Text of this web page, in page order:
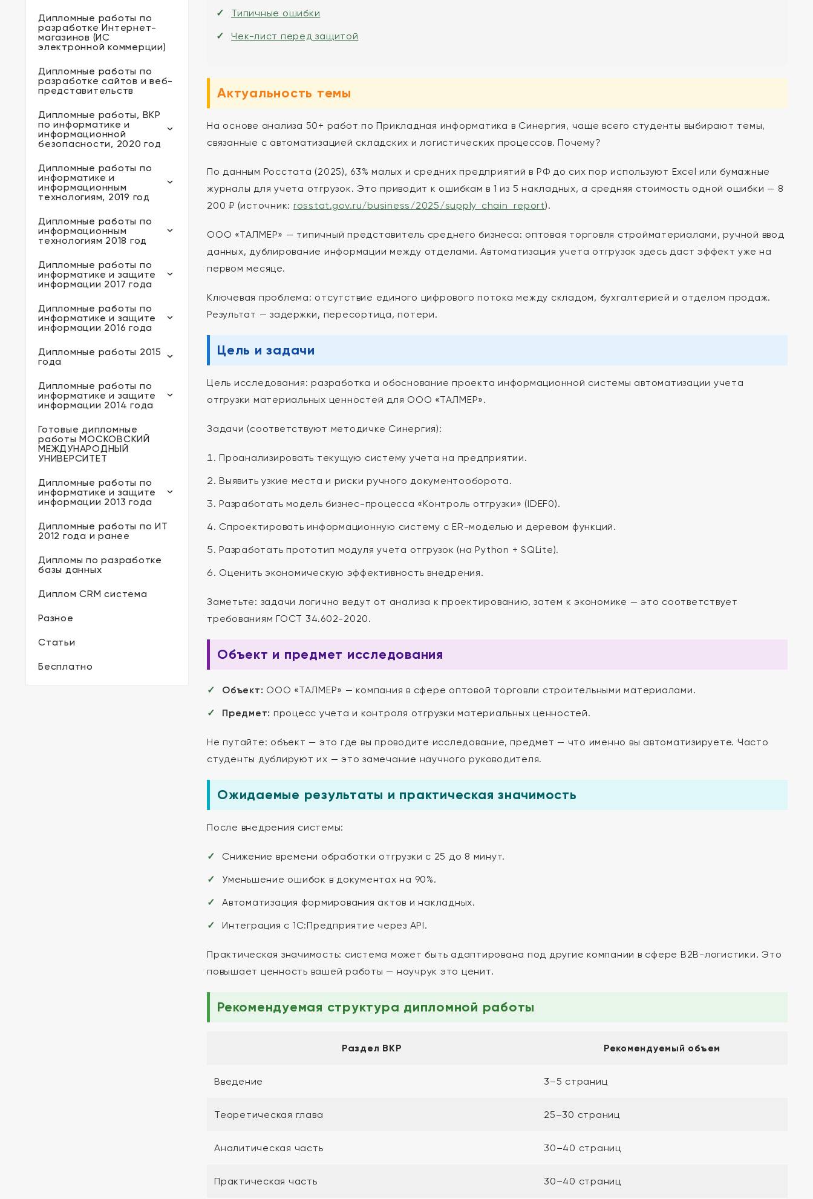
Дипломные работы по
разработке Интернет-
магазинов (ИС
электронной коммерции)
Дипломные работы по
разработке сайтов и веб-
представительств
Дипломные работы, ВКР
по информатике и
информационной
безопасности, 2020 год
Дипломные работы по
информатике и
информационным
технологиям, 2019 год
Дипломные работы по
информационным
технологиям 2018 год
Дипломные работы по
информатике и защите
информации 2017 года
Дипломные работы по
информатике и защите
информации 2016 года
Дипломные работы 2015
года
Дипломные работы по
информатике и защите
информации 2014 года
Готовые дипломные
работы МОСКОВСКИЙ
МЕЖДУНАРОДНЫЙ
УНИВЕРСИТЕТ
Дипломные работы по
информатике и защите
информации 2013 года
Дипломные работы по ИТ
2012 года и ранее
Дипломы по разработке
базы данных
Диплом CRM система
Разное
Статьи
Бесплатно
Типичные ошибки
Чек-лист перед защитой
Актуальность темы
На основе анализа 50+ работ по Прикладная информатика в Синергия, чаще всего студенты выбирают темы,
связанные с автоматизацией складских и логистических процессов. Почему?
По данным Росстата (2025), 63% малых и средних предприятий в РФ до сих пор используют Excel или бумажные
журналы для учета отгрузок. Это приводит к ошибкам в 1 из 5 накладных, а средняя стоимость одной ошибки — 8
200 ₽ (источник: rosstat.gov.ru/business/2025/supply_chain_report).
ООО «ТАЛМЕР» — типичный представитель среднего бизнеса: оптовая торговля стройматериалами, ручной ввод
данных, дублирование информации между отделами. Автоматизация учета отгрузок здесь даст эффект уже на
первом месяце.
Ключевая проблема: отсутствие единого цифрового потока между складом, бухгалтерией и отделом продаж.
Результат — задержки, пересортица, потери.
Цель и задачи
Цель исследования: разработка и обоснование проекта информационной системы автоматизации учета
отгрузки материальных ценностей для ООО «ТАЛМЕР».
Задачи (соответствуют методичке Синергия):
Проанализировать текущую систему учета на предприятии.
Выявить узкие места и риски ручного документооборота.
Разработать модель бизнес-процесса «Контроль отгрузки» (IDEF0).
Спроектировать информационную систему с ER-моделью и деревом функций.
Разработать прототип модуля учета отгрузок (на Python + SQLite).
Оценить экономическую эффективность внедрения.
Заметьте: задачи логично ведут от анализа к проектированию, затем к экономике — это соответствует
требованиям ГОСТ 34.602-2020.
Объект и предмет исследования
Объект: ООО «ТАЛМЕР» — компания в сфере оптовой торговли строительными материалами.
Предмет: процесс учета и контроля отгрузки материальных ценностей.
Не путайте: объект — это где вы проводите исследование, предмет — что именно вы автоматизируете. Часто
студенты дублируют их — это замечание научного руководителя.
Ожидаемые результаты и практическая значимость
После внедрения системы:
Снижение времени обработки отгрузки с 25 до 8 минут.
Уменьшение ошибок в документах на 90%.
Автоматизация формирования актов и накладных.
Интеграция с 1С:Предприятие через API.
Практическая значимость: система может быть адаптирована под другие компании в сфере B2B-логистики. Это
повышает ценность вашей работы — научрук это ценит.
Рекомендуемая структура дипломной работы
Раздел ВКР Рекомендуемый объем
Введение 3–5 страниц
Теоретическая глава 25–30 страниц
Аналитическая часть 30–40 страниц
Практическая часть 30–40 страниц